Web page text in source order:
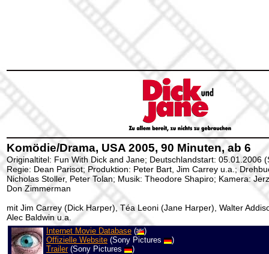
Komödie/Drama, USA 2005, 90 Minuten, ab 6
Originaltitel: Fun With Dick and Jane; Deutschlandstart: 05.01.2006
Regie: Dean Parisot; Produktion: Peter Bart, Jim Carrey u.a.;
Nicholas Stoller, Peter Tolan; Musik: Theodore Shapiro; Kamera:
Don Zimmerman
mit Jim Carrey (Dick Harper), Téa Leoni (Jane Harper), Walter
Alec Baldwin u.a.
Internet Movie Database (
)
Offizielle Website (Sony Pictures
)
Trailer(Sony Pictures )